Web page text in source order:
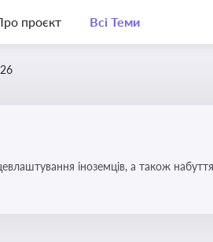
проєкт Всі Теми
іноземців, а також